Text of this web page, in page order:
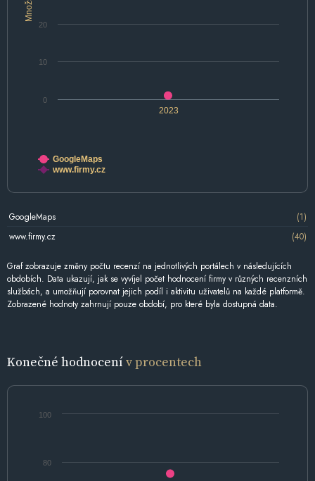
2023
0
10
20
GoogleMaps
www.firmy.cz
GoogleMaps
(1)
www.firmy.cz
(40)
Graf zobrazuje změny počtu recenzí na jednotlivých portálech v následujících
obdobích. Data ukazují, jak se vyvíjel počet hodnocení firmy v různých recenzních
službách, a umožňují porovnat jejich podíl i aktivitu uživatelů na každé platformě.
Zobrazené hodnoty zahrnují pouze období, pro které byla dostupná data.
Konečné hodnocenív procentech
80
100